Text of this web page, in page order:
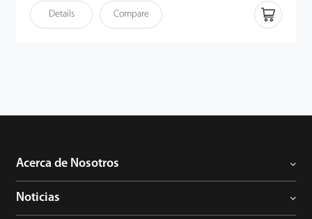
personal, control de asistencia, control de acceso, gestión de
visitantes, estacionamiento, control de ascensores, FaceKiosk,
Details Compare
Acerca de Nosotros
Noticias